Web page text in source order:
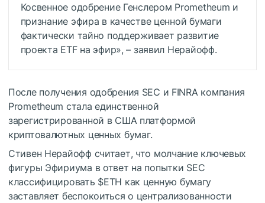
Косвенное одобрение Генслером Prometheum и
признание эфира в качестве ценной бумаги
фактически тайно поддерживает развитие
проекта ETF на эфир», – заявил Нерайофф.
После получения одобрения SEC и FINRA компания
Prometheum стала единственной
зарегистрированной в США платформой
криптовалютных ценных бумаг.
Стивен Нерайофф считает, что молчание ключевых
фигуры Эфириума в ответ на попытки SEC
классифицировать $ETH как ценную бумагу
заставляет беспокоиться о централизованности